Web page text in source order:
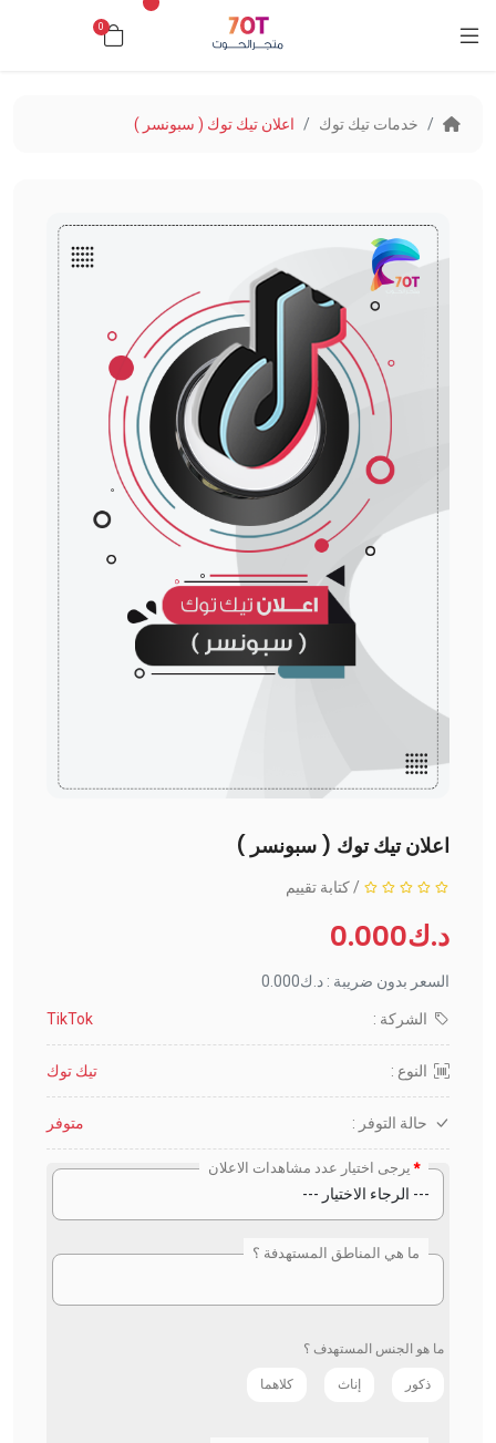
0 د.ك0.000
خدمات تيك توك اعلان تيك توك ( سبونسر )
اعلان تيك توك ( سبونسر )
/كتابة تقييم
د.ك0.000
السعر بدون ضريبة : د.ك0.000
الشركة : TikTok
النوع : تيك توك
حالة التوفر : متوفر
يرجى اختيار عدد مشاهدات الاعلان
ما هي المناطق المستهدفة ؟
ما هو الجنس المستهدف ؟
ذكور إناث كلاهما